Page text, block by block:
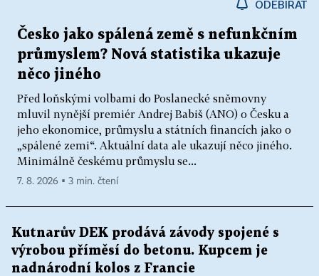
ODEBÍRAT
Česko jako spálená země s nefunkčním
průmyslem? Nová statistika ukazuje
něco jiného
Před loňskými volbami do Poslanecké sněmovny
mluvil nynější premiér Andrej Babiš (ANO) o Česku a
jeho ekonomice, průmyslu a státních financích jako o
„spálené zemi“. Aktuální data ale ukazují něco jiného.
Minimálně českému průmyslu se...
7. 8. 2026 ▪ 3 min. čtení
Kutnarův DEK prodává závody spojené s
výrobou příměsí do betonu. Kupcem je
nadnárodní kolos z Francie